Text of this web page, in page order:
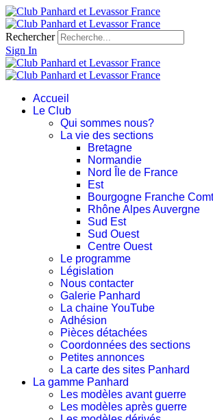
Rechercher
Sign In
Accueil
Le Club
Qui sommes nous?
La vie des sections
Bretagne
Normandie
Nord Île de France
Est
Bourgogne Franche
Rhône Alpes Auvergne
Sud Est
Sud Ouest
Centre Ouest
Le programme
Législation
Nous contacter
Galerie Panhard
La chaine YouTube
Adhésion
Pièces détachées
Coordonnées des sections
Petites annonces
La carte des sites Panhard
La gamme Panhard
Les modèles avant guerre
Les modèles après guerre